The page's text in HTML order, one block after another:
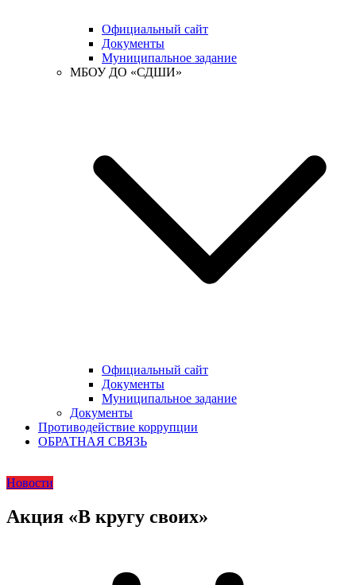
Официальный сайт
Документы
Муниципальное задание
МБОУ ДО «СДШИ»
Официальный сайт
Документы
Муниципальное задание
Документы
Противодействие коррупции
ОБРАТНАЯ СВЯЗЬ
Новости
Акция «В кругу своих»